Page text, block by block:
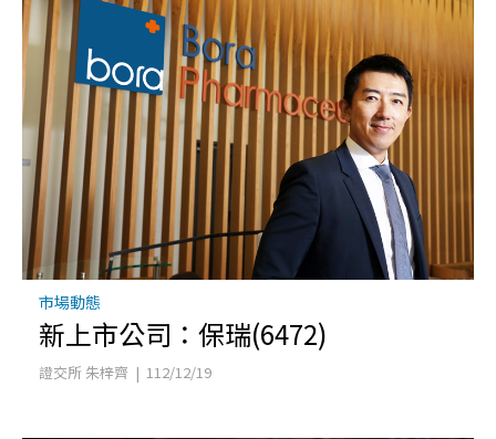
市場動態
新上市公司：保瑞(6472)
證交所 朱梓齊 | 112/12/19